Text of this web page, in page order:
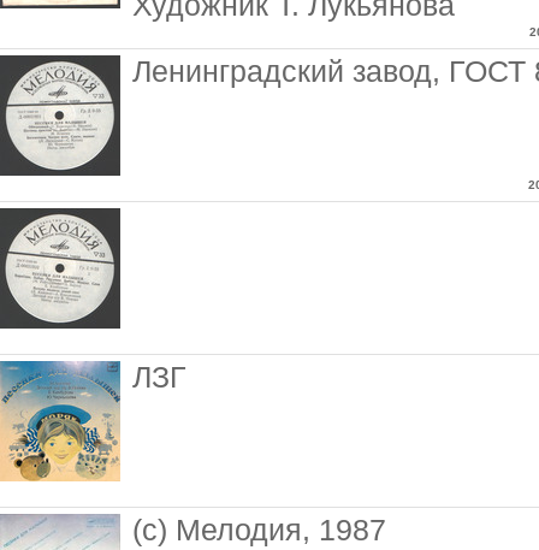
Ленинградский завод, ГОСТ
ЛЗГ
(с) Мелодия, 1987